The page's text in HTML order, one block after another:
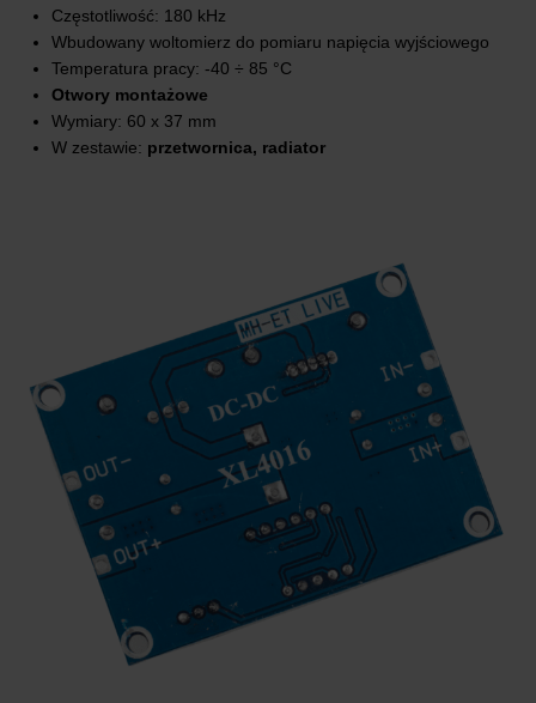
Częstotliwość: 180 kHz
Wbudowany woltomierz do pomiaru napięcia wyjściowego
Temperatura pracy: -40 ÷ 85 °C
Otwory montażowe
Wymiary: 60 x 37 mm
W zestawie: przetwornica, radiator